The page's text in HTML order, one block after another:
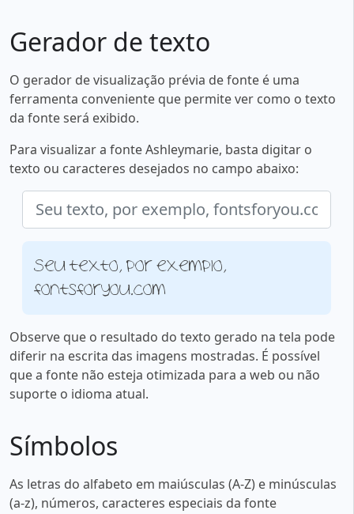
Gerador de texto
O gerador de visualização prévia de fonte é uma
ferramenta conveniente que permite ver como o texto
da fonte será exibido.
Para visualizar a fonte Ashleymarie, basta digitar o
texto ou caracteres desejados no campo abaixo:
Seu texto, por exemplo,
fontsforyou.com
Observe que o resultado do texto gerado na tela pode
diferir na escrita das imagens mostradas. É possível
que a fonte não esteja otimizada para a web ou não
suporte o idioma atual.
Símbolos
As letras do alfabeto em maiúsculas (A-Z) e minúsculas
(a-z), números, caracteres especiais da fonte